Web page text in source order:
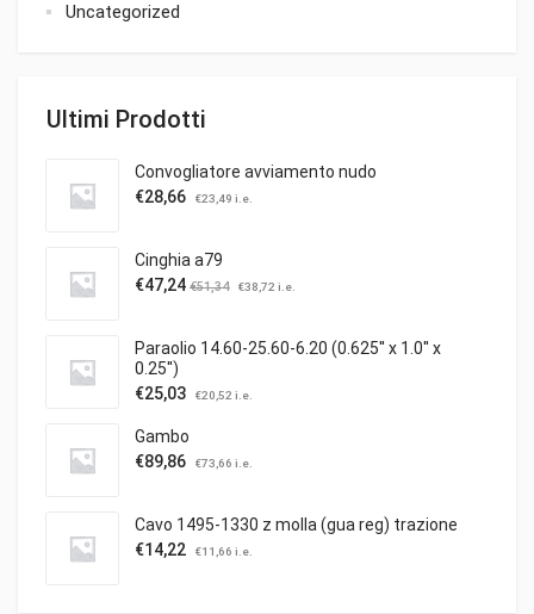
Uncategorized
Ultimi Prodotti
Convogliatore avviamento nudo
€28,66 €23,49 i.e.
Cinghia a79
€47,24 €51,34 €38,72 i.e.
Paraolio 14.60-25.60-6.20 (0.625'' x 1.0'' x
0.25'')
€25,03 €20,52 i.e.
Gambo
€89,86 €73,66 i.e.
Cavo 1495-1330 z molla (gua reg) trazione
€14,22 €11,66 i.e.